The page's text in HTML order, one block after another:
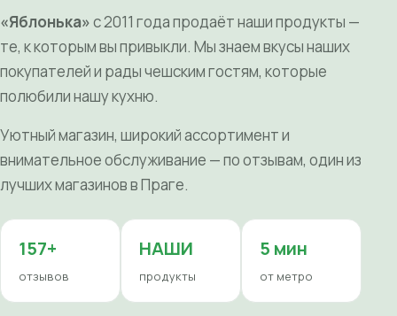
«Яблонька»с 2011 года продаёт наши продукты —
те, к которым вы привыкли. Мы знаем вкусы наших
покупателей и рады чешским гостям, которые
полюбили нашу кухню.
Уютный магазин, широкий ассортимент и
внимательное обслуживание — по отзывам, один из
лучших магазинов в Праге.
157+
отзывов
НАШИ
продукты
5 мин
от метро